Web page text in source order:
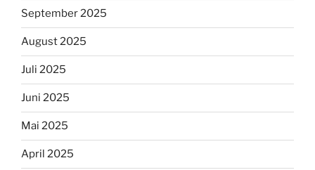
September 2025
August 2025
Juli 2025
Juni 2025
Mai 2025
April 2025